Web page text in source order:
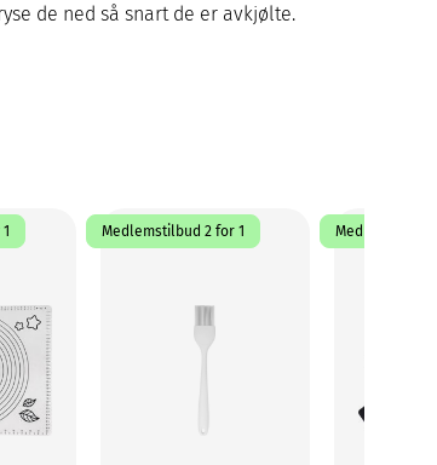
de ned så snart de er avkjølte.
Medlemstilbud 2 for 1 Medlemstilbud